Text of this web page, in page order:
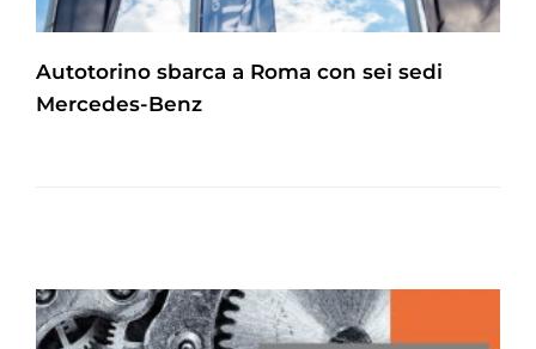
Autotorino sbarca a Roma con sei sedi
Mercedes-Benz